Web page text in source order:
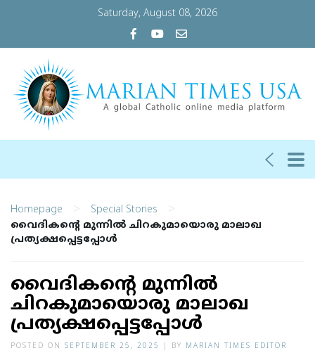
Saturday, August 08, 2026
Homepage > Special Stories >
വൈദികന്റെ മുന്നില്‍ ചിറകുമായൊരു മാലാഖ
പ്രത്യക്ഷപ്പെട്ടപ്പോള്‍
വൈദികന്റെ മുന്നില്‍
ചിറകുമായൊരു മാലാഖ
പ്രത്യക്ഷപ്പെട്ടപ്പോള്‍
POSTED ON SEPTEMBER 25, 2025 BY MARIAN TIMES EDITOR